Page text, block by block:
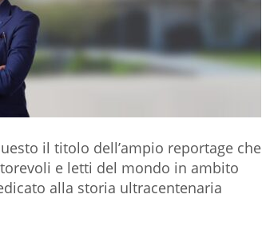
il titolo dell’ampio reportage che
e letti del mondo in ambito
alla storia ultracentenaria